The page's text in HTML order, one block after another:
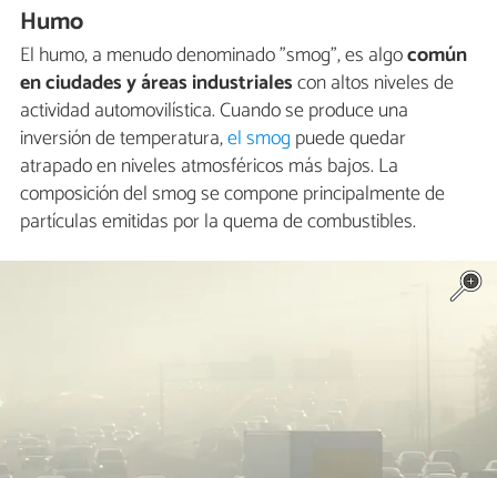
Humo
El humo, a menudo denominado "smog", es algocomún
en ciudades y áreas industrialescon altos niveles de
actividad automovilística. Cuando se produce una
inversión de temperatura,el smog puede quedar
atrapado en niveles atmosféricos más bajos. La
composición del smog se compone principalmente de
partículas emitidas por la quema de combustibles.